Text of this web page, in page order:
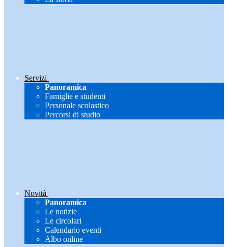
Servizi
Panoramica
Famiglie e studenti
Personale scolastico
Percorsi di studio
Novità
Panoramica
Le notizie
Le circolari
Calendario eventi
Albo online